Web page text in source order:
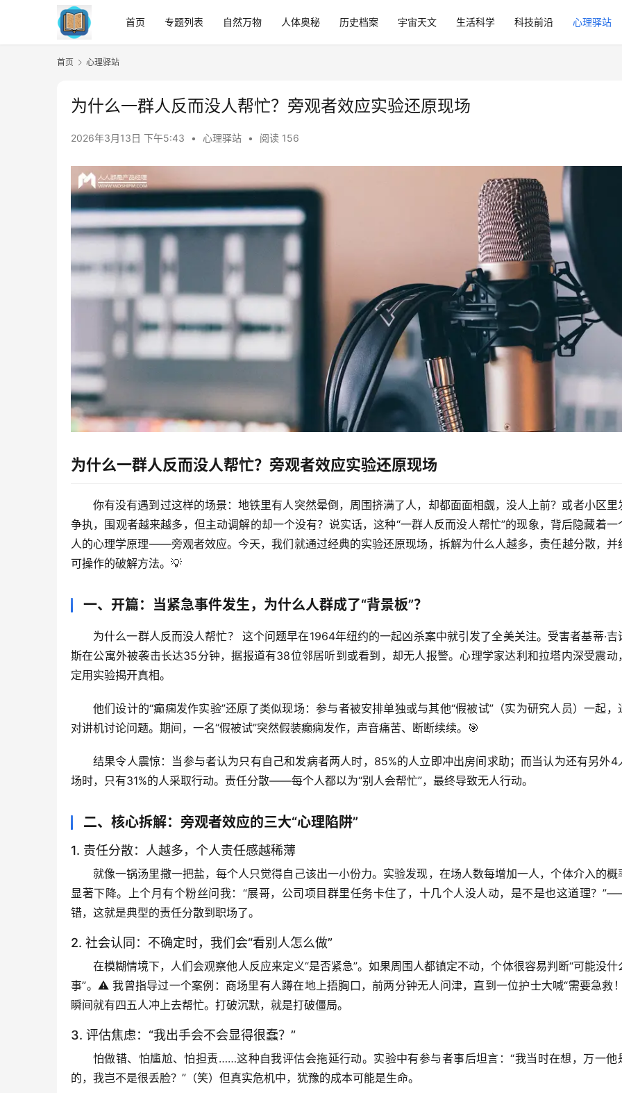
首页 专题列表 自然万物 人体奥秘 历史档案 宇宙天文 生活科学 科技前沿 心理驿站
首页 心理驿站
为什么一群人反而没人帮忙？旁观者效应实验还原现场
2026年3月13日 下午5:43 • 心理驿站 • 阅读 156
为什么一群人反而没人帮忙？旁观者效应实验还原现场
你有没有遇到过这样的场景：地铁里有人突然晕倒，周围挤满了人，却都面面相觑，没人上前？或者小区里
争执，围观者越来越多，但主动调解的却一个没有？说实话，这种“一群人反而没人帮忙”的现象，背后隐藏着一
人的心理学原理——旁观者效应。今天，我们就通过经典的实验还原现场，拆解为什么人越多，责任越分散，并
可操作的破解方法。💡
一、开篇：当紧急事件发生，为什么人群成了“背景板”？
为什么一群人反而没人帮忙？
这个问题早在1964年纽约的一起凶杀案中就引发了全美关注。受害者基蒂·吉
斯在公寓外被袭击长达35分钟，据报道有38位邻居听到或看到，却无人报警。心理学家达利和拉塔内深受震动
定用实验揭开真相。
他们设计的“癫痫发作实验”还原了类似现场：参与者被安排单独或与其他“假被试”（实为研究人员）一起，
对讲机讨论问题。期间，一名“假被试”突然假装癫痫发作，声音痛苦、断断续续。🎯
结果令人震惊 ：当参与者认为只有自己和发病者两人时，85%的人立即冲出房间求助；而当认为还有另外4
场时，只有31%的人采取行动。 责任分散——每个人都以为“别人会帮忙”，最终导致无人行动。
二、核心拆解：旁观者效应的三大“心理陷阱”
1. 责任分散：人越多，个人责任感越稀薄
就像一锅汤里撒一把盐，每个人只觉得自己该出一小份力。 实验发现，在场人数每增加一人，个体介入的概
显著下降。上个月有个粉丝问我：“展哥，公司项目群里任务卡住了，十几个人没人动，是不是也这道理？
错，这就是典型的责任分散到职场了。
2. 社会认同：不确定时，我们会“看别人怎么做”
在模糊情境下，人们会观察他人反应来定义“是否紧急”。如果周围人都镇定不动，个体很容易判断“可能没什
事”。⚠️ 我曾指导过一个案例：商场里有人蹲在地上捂胸口，前两分钟无人问津，直到一位护士大喊“需要急救！
瞬间就有四五人冲上去帮忙。 打破沉默，就是打破僵局。
3. 评估焦虑：“我出手会不会显得很蠢？”
怕做错、怕尴尬、怕担责……这种自我评估会拖延行动。实验中有参与者事后坦言：“我当时在想，万一他
的，我岂不是很丢脸？”（笑） 但真实危机中，犹豫的成本可能是生命。